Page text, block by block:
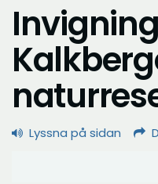
Lyssna på sidan